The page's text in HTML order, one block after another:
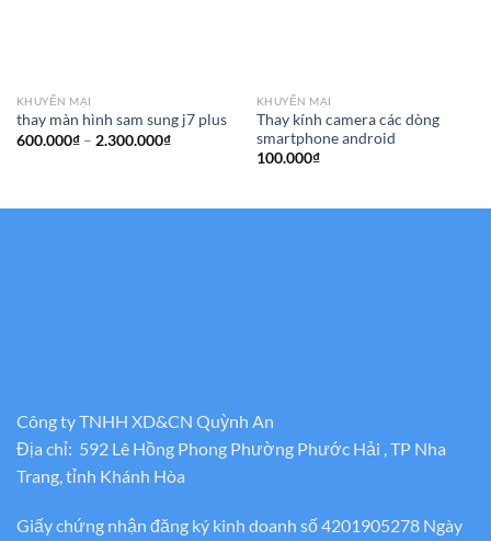
KHUYẾN MẠI
thay màn hình sam sung j7 plus
600.000₫ – 2.300.000₫Khoảng
2.300.000₫
KHUYẾN MẠI
Thay kính camera các dòng
smartphone android
100.000₫
Công ty TNHH XD&CN Quỳnh An
Địa chỉ: 592 Lê Hồng Phong Phường Phước Hải , TP Nha
Trang, tỉnh Khánh Hòa
Giấy chứng nhận đăng ký kinh doanh số 4201905278 Ngày